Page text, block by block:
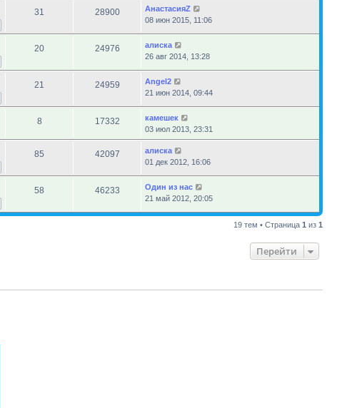
31 28900
АнастасияZ
08 июн 2015, 11:06
20 24976
алиска
26 авг 2014, 13:28
21 24959
Angel2
21 июн 2014, 09:44
8 17332
камешек
03 июл 2013, 23:31
85 42097
алиска
01 дек 2012, 16:06
58 46233
Один из нас
21 май 2012, 20:05
19 тем • Страница 1 из 1
Перейти